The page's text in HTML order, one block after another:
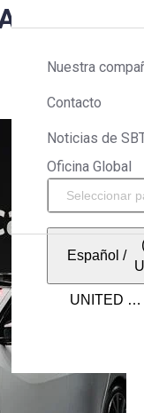
Nuestra
Contacto
Noticias de
Oficina Global
Español /